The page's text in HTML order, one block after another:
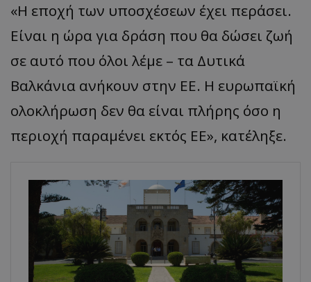
«Η εποχή των υποσχέσεων έχει περάσει.
Είναι η ώρα για δράση που θα δώσει ζωή
σε αυτό που όλοι λέμε – τα Δυτικά
Βαλκάνια ανήκουν στην ΕΕ. Η ευρωπαϊκή
ολοκλήρωση δεν θα είναι πλήρης όσο η
περιοχή παραμένει εκτός ΕΕ», κατέληξε.